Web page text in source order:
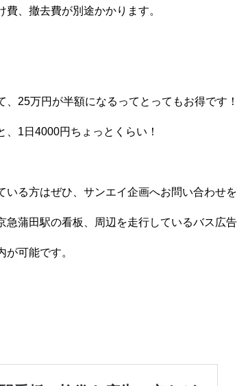
、撤去費が別途かかります。
、25万円が半額になるってとってもお得です
、1日4000円ちょっとくらい！
いる方はぜひ、サンエイ企画へお問い合わせを
急蒲田駅の看板、周辺を走行しているバス広告
可能です。